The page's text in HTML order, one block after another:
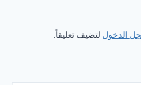
الدخوللتضيف تعليقاً.